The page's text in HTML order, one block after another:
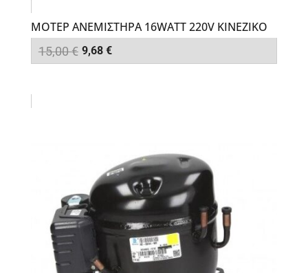
ΜΟΤΕΡ ΑΝΕΜΙΣΤΗΡΑ 16WATT 220V ΚΙΝΕΖΙΚΟ
15,00€ Original
price
9,68 €Η
τρέχουσα